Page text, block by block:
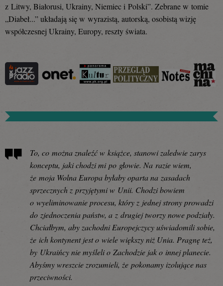
z Litwy, Białorusi, Ukrainy, Niemiec i Polski”. Zebrane w tomie
„Diabeł...” układają się w wyrazistą, autorską, osobistą wizję
współczesnej Ukrainy, Europy, reszty świata.
To, co można znaleźć w książce, stanowi zaledwie zarys
konceptu, jaki chodzi mi po głowie. Na razie wiem,
że moja Wolna Europa byłaby oparta na zasadach
sprzecznych z przyjętymi w Unii. Chodzi bowiem
o wyeliminowanie procesu, który z jednej strony prowadzi
do zjednoczenia państw, a z drugiej tworzy nowe podziały.
Chciałbym, aby zachodni Europejczycy uświadomili sobie,
że ich kontynent jest o wiele większy niż Unia. Pragnę też,
by Ukraińcy nie myśleli o Zachodzie jak o innej planecie.
Abyśmy wreszcie zrozumieli, że pokonamy izolujące nas
przeciwności.